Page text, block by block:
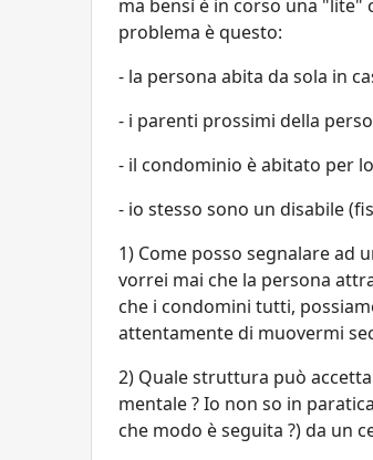
ma bensì è in corso una "lite"
problema è questo:
- la persona abita da sola in
- i parenti prossimi della
- il condominio è abitato per
- io stesso sono un disabile
1) Come posso segnalare ad
vorrei mai che la persona
che i condomini tutti,
attentamente di muovermi
2) Quale struttura può
mentale ? Io non so in
che modo è seguita ?) da un